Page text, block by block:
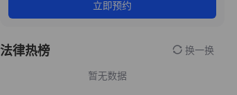
立即预约
法律热榜 换一换
暂无数据